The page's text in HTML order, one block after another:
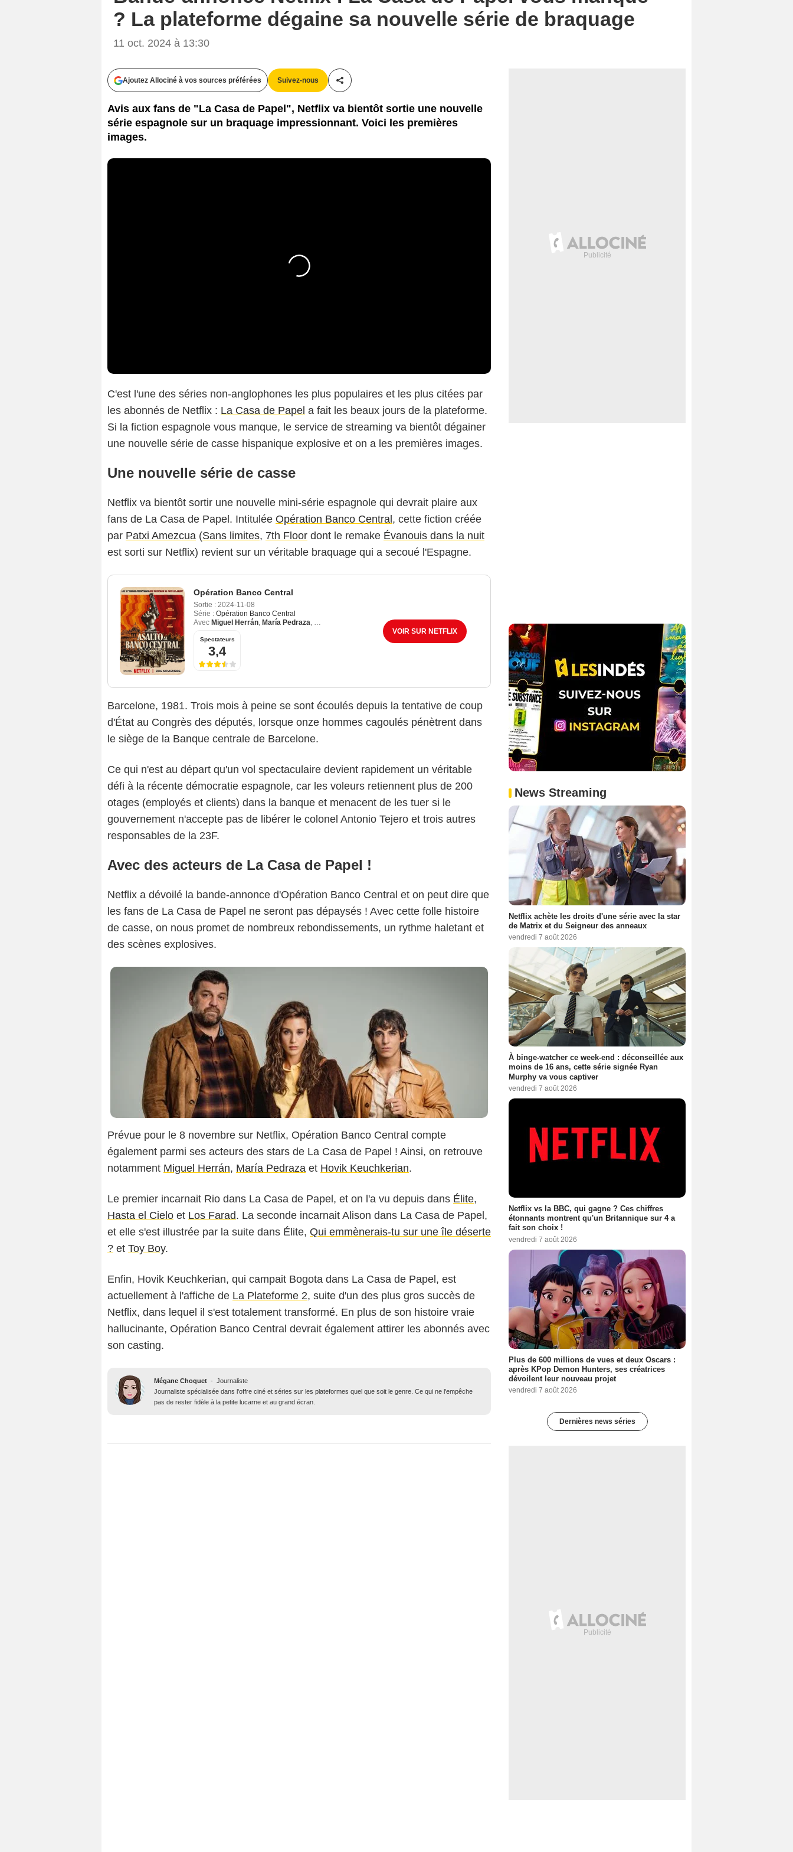
? La plateforme dégaine sa nouvelle série de braquage
11 oct. 2024 à 13:30
Ajoutez Allociné à vos sources préférées Suivez-nous
Partager cet article
Avis aux fans de "La Casa de Papel", Netflix va bientôt sortie une nouvelle
série espagnole sur un braquage impressionnant. Voici les premières
images.
C'est l'une des séries non-anglophones les plus populaires et les plus citées par
les abonnés de Netflix : La Casa de Papel a fait les beaux jours de la plateforme.
Si la fiction espagnole vous manque, le service de streaming va bientôt dégainer
une nouvelle série de casse hispanique explosive et on a les premières images.
Une nouvelle série de casse
Netflix va bientôt sortir une nouvelle mini-série espagnole qui devrait plaire aux
fans de La Casa de Papel. Intitulée Opération Banco Central , cette fiction créée
par Patxi Amezcua (Sans limites, 7th Floor dont le remake Évanouis dans la nuit
est sorti sur Netflix) revient sur un véritable braquage qui a secoué l'Espagne.
Opération Banco Central
Sortie : 2024-11-08
Série : Opération Banco Central
Avec Miguel Herrán, María Pedraza, Hovik Keuchkerian
Spectateurs
3,4
VOIR SUR NETFLIX
Barcelone, 1981. Trois mois à peine se sont écoulés depuis la tentative de coup
d'État au Congrès des députés, lorsque onze hommes cagoulés pénètrent dans
le siège de la Banque centrale de Barcelone.
Ce qui n'est au départ qu'un vol spectaculaire devient rapidement un véritable
défi à la récente démocratie espagnole, car les voleurs retiennent plus de 200
otages (employés et clients) dans la banque et menacent de les tuer si le
gouvernement n'accepte pas de libérer le colonel Antonio Tejero et trois autres
responsables de la 23F.
Avec des acteurs de La Casa de Papel !
Netflix a dévoilé la bande-annonce d'Opération Banco Central et on peut dire que
les fans de La Casa de Papel ne seront pas dépaysés ! Avec cette folle histoire
de casse, on nous promet de nombreux rebondissements, un rythme haletant et
des scènes explosives.
Netflix
Prévue pour le 8 novembre sur Netflix, Opération Banco Central compte
également parmi ses acteurs des stars de La Casa de Papel ! Ainsi, on retrouve
notamment Miguel Herrán, María Pedraza et Hovik Keuchkerian.
Le premier incarnait Rio dans La Casa de Papel, et on l'a vu depuis dans Élite,
Hasta el Cielo et Los Farad. La seconde incarnait Alison dans La Casa de Papel,
et elle s'est illustrée par la suite dans Élite, Qui emmènerais-tu sur une île déserte
? et Toy Boy.
Enfin, Hovik Keuchkerian, qui campait Bogota dans La Casa de Papel, est
actuellement à l'affiche de La Plateforme 2, suite d'un des plus gros succès de
Netflix, dans lequel il s'est totalement transformé. En plus de son histoire vraie
hallucinante, Opération Banco Central devrait également attirer les abonnés avec
son casting.
Mégane Choquet - Journaliste
Journaliste spécialisée dans l'offre ciné et séries sur les plateformes quel que soit le genre. Ce qui ne l'empêche
pas de rester fidèle à la petite lucarne et au grand écran.
News Streaming
Netflix achète les droits d'une série avec la star
de Matrix et du Seigneur des anneaux
vendredi 7 août 2026
À binge-watcher ce week-end : déconseillée aux
moins de 16 ans, cette série signée Ryan
Murphy va vous captiver
vendredi 7 août 2026
Netflix vs la BBC, qui gagne ? Ces chiffres
étonnants montrent qu'un Britannique sur 4 a
fait son choix !
vendredi 7 août 2026
Plus de 600 millions de vues et deux Oscars :
après KPop Demon Hunters, ses créatrices
dévoilent leur nouveau projet
vendredi 7 août 2026
Dernières news séries